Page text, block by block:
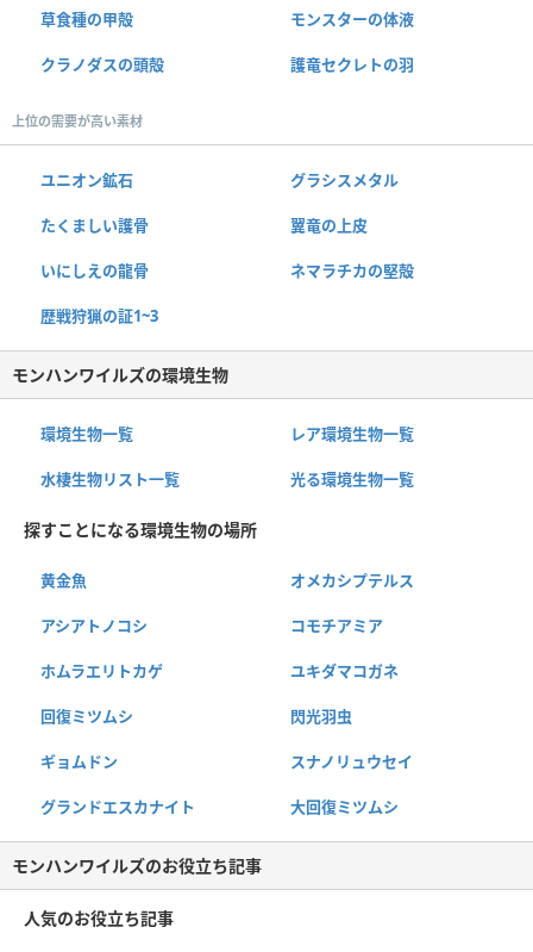
草食種の甲殻 モンスターの体液
クラノダスの頭殻 護竜セクレトの羽
上位の需要が高い素材
ユニオン鉱石 グラシスメタル
たくましい護骨 翼竜の上皮
いにしえの龍骨 ネマラチカの堅殻
歴戦狩猟の証1~3
モンハンワイルズの環境生物
環境生物一覧 レア環境生物一覧
水棲生物リスト一覧 光る環境生物一覧
探すことになる環境生物の場所
黄金魚 オメカシプテルス
アシアトノコシ コモチアミア
ホムラエリトカゲ ユキダマコガネ
回復ミツムシ 閃光羽虫
ギョムドン スナノリュウセイ
グランドエスカナイト 大回復ミツムシ
モンハンワイルズのお役立ち記事
人気のお役立ち記事